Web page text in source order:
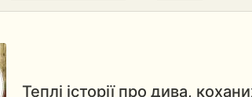
Теплі історії про дива,